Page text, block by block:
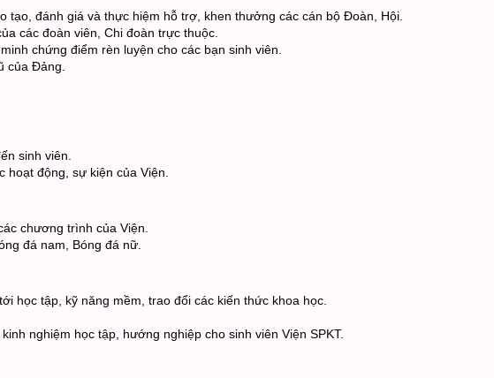
đánh giá và thực hiệm hỗ trợ, khen thưởng các cán bộ Đoàn, Hội.
các đoàn viên, Chi đoàn trực thuộc.
chứng điểm rèn luyện cho các bạn sinh viên.
của Đảng.
sinh viên.
hoạt động, sự kiện của Viện.
chương trình của Viện.
đá nam, Bóng đá nữ.
học tập, kỹ năng mềm, trao đổi các kiến thức khoa học.
nghiệm học tập, hướng nghiệp cho sinh viên Viện SPKT.